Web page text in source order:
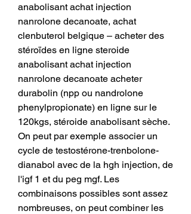
anabolisant achat injection
nanrolone decanoate, achat
clenbuterol belgique – acheter des
stéroïdes en ligne steroide
anabolisant achat injection
nanrolone decanoate acheter
durabolin (npp ou nandrolone
phenylpropionate) en ligne sur le
120kgs, stéroide anabolisant sèche.
On peut par exemple associer un
cycle de testostérone-trenbolone-
dianabol avec de la hgh injection, de
l'igf 1 et du peg mgf. Les
combinaisons possibles sont assez
nombreuses, on peut combiner les